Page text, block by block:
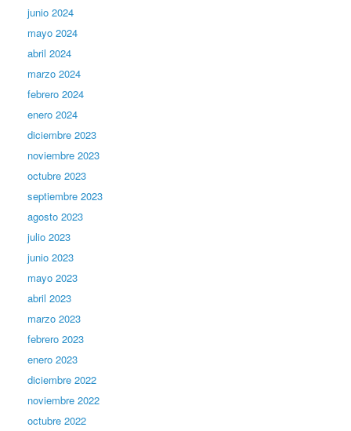
junio 2024
mayo 2024
abril 2024
marzo 2024
febrero 2024
enero 2024
diciembre 2023
noviembre 2023
octubre 2023
septiembre 2023
agosto 2023
julio 2023
junio 2023
mayo 2023
abril 2023
marzo 2023
febrero 2023
enero 2023
diciembre 2022
noviembre 2022
octubre 2022